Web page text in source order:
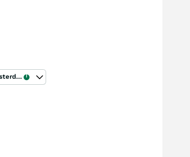
Euronext Amsterdam